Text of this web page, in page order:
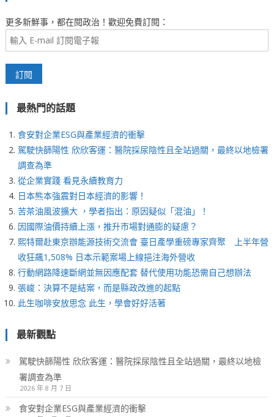
更多新鮮事，都在閱政治！歡迎免費訂閱：
最熱門的話題
食安對企業ESG與產業經濟的衝擊
駕駛快篩陽性 欣欣客運：醫院採尿陰性且全站過關，最終以地檢署
調查為準
從企業實踐 看見永續教育力
日本熊本強震對日本經濟的影響！
苦茶油風波擴大 ，學者指出：原因疑似「混油」！
因國際油價持續上漲，推升市場對通膨的疑慮？
熙特爾赴東京辦能源技術交流會 臺日產學重磅專家齊聚 上半年營
收狂飆1,508% 日本示範案場上線挹注海外營收
行動網路降速斷網並無因應配套 替代使用功能恐需自己想辦法
張峻：決算不是結案，而是縣政改進的起點
此生咖啡安放思念 此生，學會好好活著
最新觀點
駕駛快篩陽性 欣欣客運：醫院採尿陰性且全站過關，最終以地檢
署調查為準
2026 年 8 月 7 日
食安對企業ESG與產業經濟的衝擊